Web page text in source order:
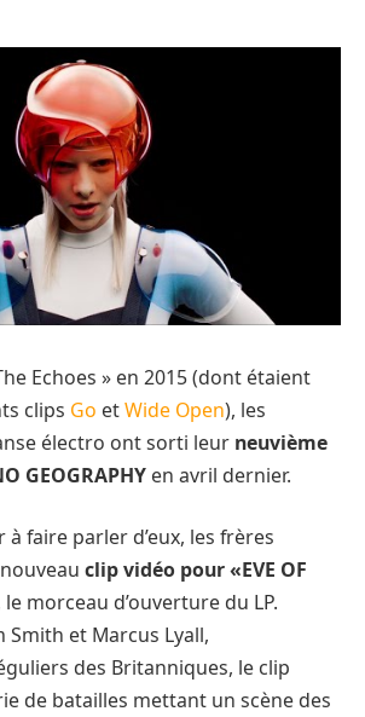
Echoes » en 2015 (dont étaient
clips Go etWide Open), les
électro ont sorti leur neuvième
GEOGRAPHY en avril dernier.
faire parler d’eux, les frères
clip vidéo pour «EVE OF
le morceau d’ouverture du LP.
Smith et Marcus Lyall,
des Britanniques, le clip
de batailles mettant un scène des